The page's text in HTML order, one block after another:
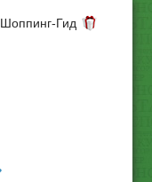
Шоппинг-Гид